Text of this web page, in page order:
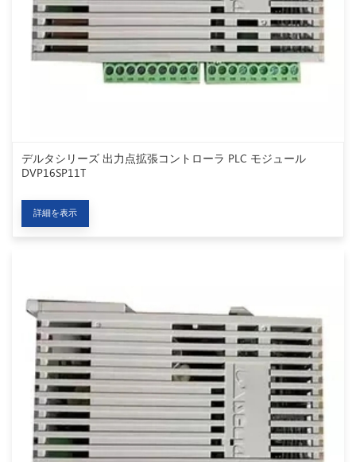
デルタシリーズ 出力点拡張コントローラ PLC モジュール
DVP16SP11T
詳細を表示